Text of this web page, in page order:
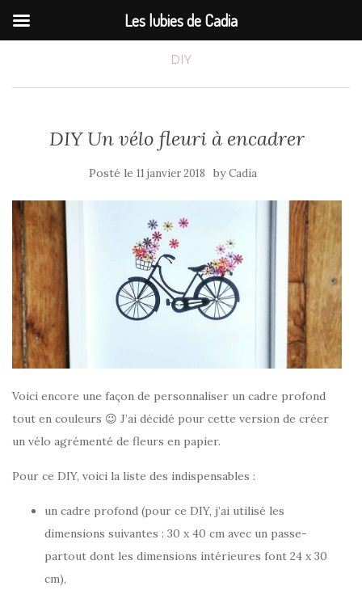
DIY
DIY Un vélo fleuri à encadrer
Posté le 11 janvier 2018 byCadia
Voici encore une façon de personnaliser un cadre profond
tout en couleurs 😉 J’ai décidé pour cette version de créer
un vélo agrémenté de fleurs en papier.
Pour ce DIY, voici la liste des indispensables :
un cadre profond (pour ce DIY, j’ai utilisé les
dimensions suivantes : 30 x 40 cm avec un passe-
partout dont les dimensions intérieures font 24 x 30
cm),
Les lubies de Cadia